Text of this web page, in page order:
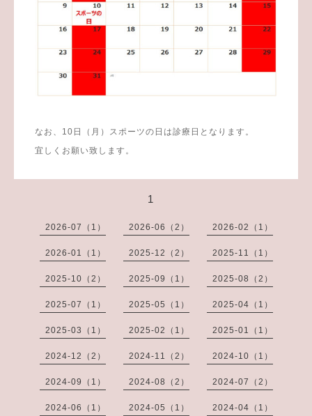
なお、10日（月）スポーツの日は診療日となります。
宜しくお願い致します。
1
2026-07（1） 2026-06（2） 2026-02（1）
2026-01（1） 2025-12（2） 2025-11（1）
2025-10（2） 2025-09（1） 2025-08（2）
2025-07（1） 2025-05（1） 2025-04（1）
2025-03（1） 2025-02（1） 2025-01（1）
2024-12（2） 2024-11（2） 2024-10（1）
2024-09（1） 2024-08（2） 2024-07（2）
2024-06（1） 2024-05（1） 2024-04（1）